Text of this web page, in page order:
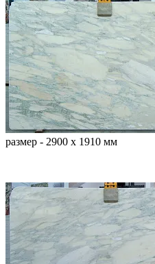
размер - 2900 х 1910 мм